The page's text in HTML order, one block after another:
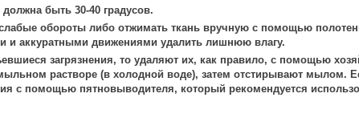
быть 30-40 градусов.
обороты либо отжимать ткань вручную с помощью
и аккуратными движениями удалить лишнюю влагу.
загрязнения, то удаляют их, как правило, с помощью
растворе (в холодной воде), затем отстирывают мылом.
с помощью пятновыводителя, который рекомендуется